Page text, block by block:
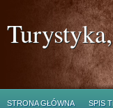
STRONA GŁÓWNA SPIS